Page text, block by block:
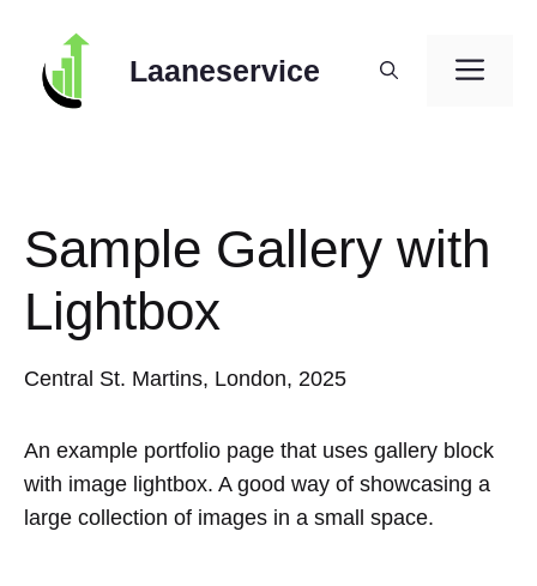
content
Laaneservice
Sample Gallery with
Lightbox
Central St. Martins, London, 2025
An example portfolio page that uses gallery block
with image lightbox. A good way of showcasing a
large collection of images in a small space.